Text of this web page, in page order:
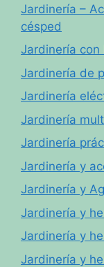
Jardinería –
césped
Jardinería con
Jardinería de
Jardinería
Jardinería
Jardinería
Jardinería y
Jardinería y
Jardinería y
Jardinería y
Jardinería y